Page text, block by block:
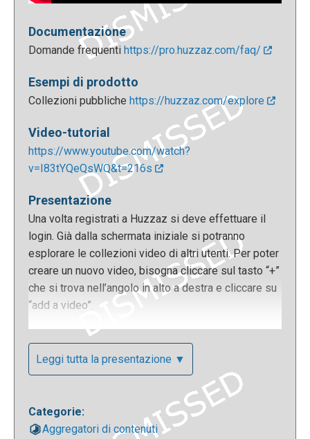
Documentazione
Domande frequenti https://pro.huzzaz.com/faq/
Esempi di prodotto
Collezioni pubbliche https://huzzaz.com/explore
Video-tutorial
https://www.youtube.com/watch?
v=I83tYQeQsWQ&t=216s
Presentazione
Una volta registrati a Huzzaz si deve effettuare il
login. Già dalla schermata iniziale si potranno
esplorare le collezioni video di altri utenti. Per poter
creare un nuovo video, bisogna cliccare sul tasto “+”
che si trova nell’angolo in alto a destra e cliccare su
“add a video”.
Leggi tutta la presentazione ▼
Categorie:
Aggregatori di contenuti